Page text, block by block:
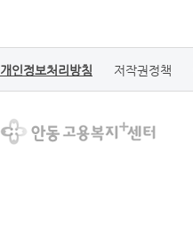
개인정보처리방침 저작권정책